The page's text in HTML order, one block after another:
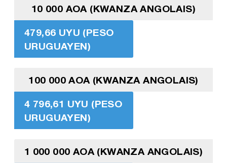
10 000 AOA (KWANZA ANGOLAIS)
479,66 UYU (PESO
URUGUAYEN)
100 000 AOA (KWANZA ANGOLAIS)
4 796,61 UYU (PESO
URUGUAYEN)
1 000 000 AOA (KWANZA ANGOLAIS)